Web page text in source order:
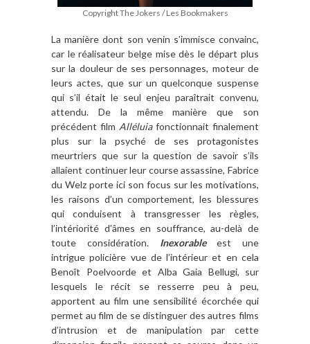
Copyright The Jokers / Les Bookmakers
La manière dont son venin s’immisce convainc,
car le réalisateur belge mise dès le départ plus
sur la douleur de ses personnages, moteur de
leurs actes, que sur un quelconque suspense
qui s’il était le seul enjeu paraîtrait convenu,
attendu. De la même manière que son
précédent film Alléluia fonctionnait finalement
plus sur la psyché de ses protagonistes
meurtriers que sur la question de savoir s’ils
allaient continuer leur course assassine, Fabrice
du Welz porte ici son focus sur les motivations,
les raisons d’un comportement, les blessures
qui conduisent à transgresser les règles,
l’intériorité d’âmes en souffrance, au-delà de
toute considération. Inexorable
est une
intrigue policière vue de l’intérieur et en cela
Benoît Poelvoorde et Alba Gaia Bellugi, sur
lesquels le récit se resserre peu à peu,
apportent au film une sensibilité écorchée qui
permet au film de se distinguer des autres films
d’intrusion et de manipulation par cette